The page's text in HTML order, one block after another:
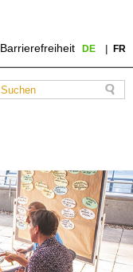
Barrierefreiheit DE FR